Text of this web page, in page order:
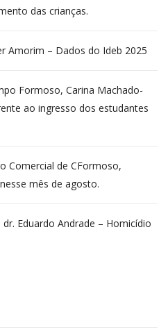
das crianças.
Amorim – Dados do Ideb 2025
Formoso, Carina Machado-
ao ingresso dos estudantes
Comercial de CFormoso,
mês de agosto.
Eduardo Andrade – Homicídio